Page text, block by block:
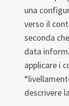
una
verso il
seconda
data
applicare i
descrivere